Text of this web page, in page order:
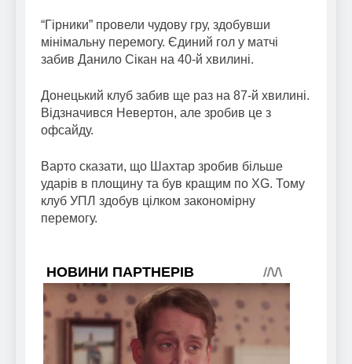
“Гірники” провели чудову гру, здобувши
мінімальну перемогу. Єдиний гол у матчі
забив Данило Сікан на 40-й хвилині.
Донецький клуб забив ще раз на 87-й хвилині.
Відзначився Невертон, але зробив це з
офсайду.
Варто сказати, що Шахтар зробив більше
ударів в площину та був кращим по XG. Тому
клуб УПЛ здобув цілком закономірну
перемогу.